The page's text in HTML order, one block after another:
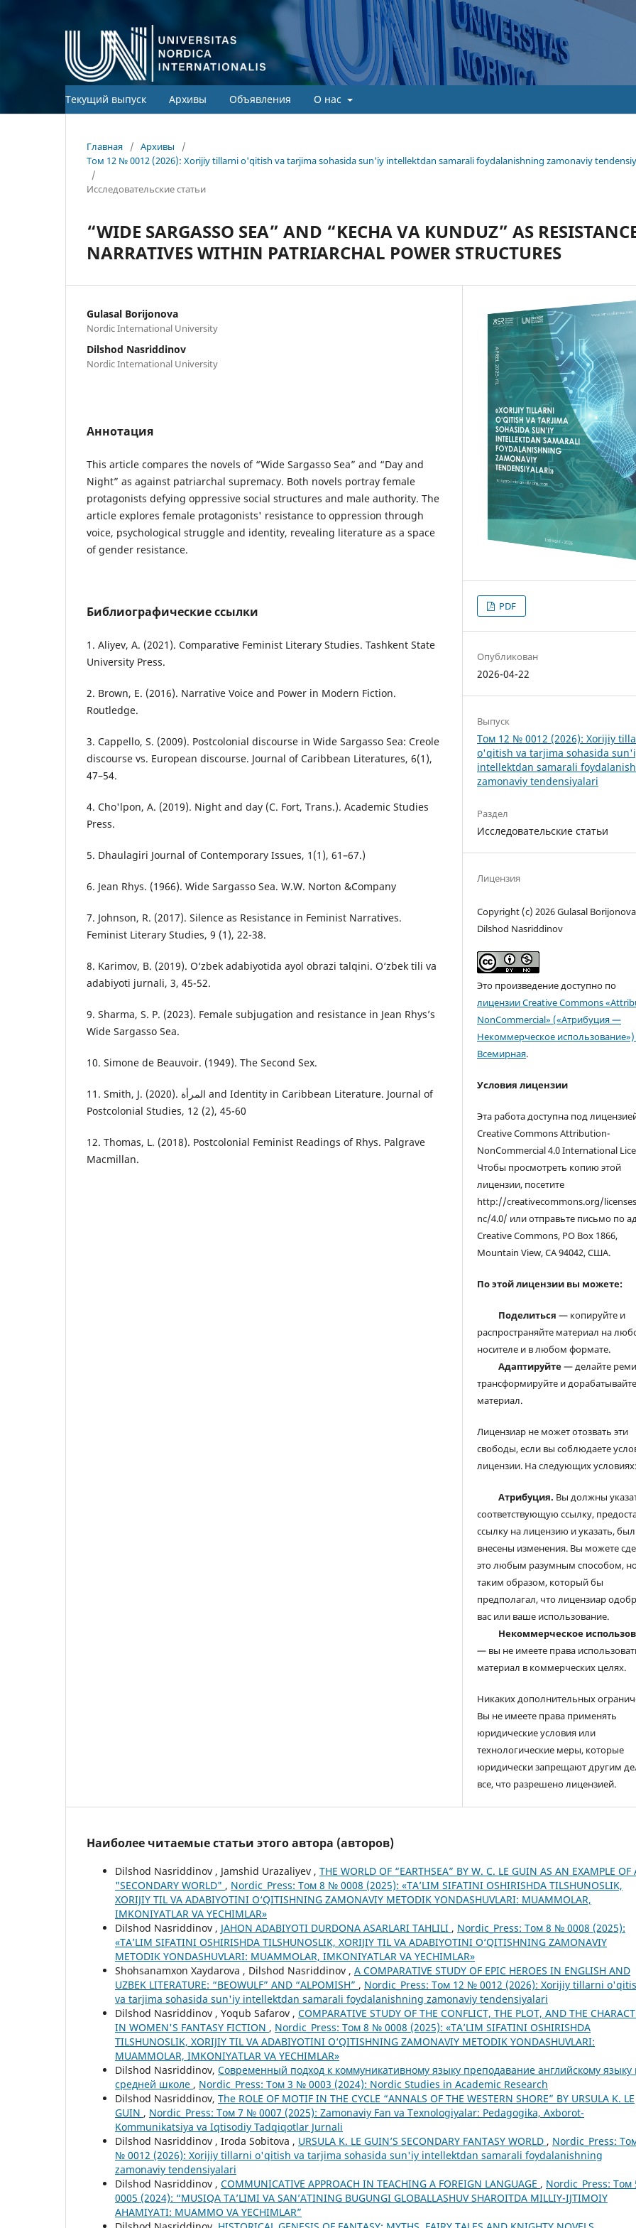
Текущий выпуск Архивы Объявления О нас
Главная / Архивы
/
Том 12 № 0012 (2026): Xorijiy tillarni o'qitish va tarjima sohasida sun'iy intellektdan samarali foydalanishning zamonaviy
/
Исследовательские статьи
“WIDE SARGASSO SEA” AND “KECHA VA KUNDUZ” AS
NARRATIVES WITHIN PATRIARCHAL POWER STRUCTURES
Gulasal Borijonova
Nordic International University
Dilshod Nasriddinov
Nordic International University
Аннотация
This article compares the novels of “Wide Sargasso Sea” and “Day and
Night” as against patriarchal supremacy. Both novels portray female
protagonists defying oppressive social structures and male authority. The
article explores female protagonists' resistance to oppression through
voice, psychological struggle and identity, revealing literature as a space
of gender resistance.
Библиографические ссылки
1. Aliyev, A. (2021). Comparative Feminist Literary Studies. Tashkent State
University Press.
2. Brown, E. (2016). Narrative Voice and Power in Modern Fiction.
Routledge.
3. Cappello, S. (2009). Postcolonial discourse in Wide Sargasso Sea: Creole
discourse vs. European discourse. Journal of Caribbean Literatures, 6(1),
47–54.
4. Cho'lpon, A. (2019). Night and day (C. Fort, Trans.). Academic Studies
Press.
5. Dhaulagiri Journal of Contemporary Issues, 1(1), 61–67.)
6. Jean Rhys. (1966). Wide Sargasso Sea. W.W. Norton &Company
7. Johnson, R. (2017). Silence as Resistance in Feminist Narratives.
Feminist Literary Studies, 9 (1), 22-38.
8. Karimov, B. (2019). O‘zbek adabiyotida ayol obrazi talqini. O‘zbek tili va
adabiyoti jurnali, 3, 45-52.
9. Sharma, S. P. (2023). Female subjugation and resistance in Jean Rhys’s
Wide Sargasso Sea.
10. Simone de Beauvoir. (1949). The Second Sex.
11. Smith, J. (2020). المرأة and Identity in Caribbean Literature. Journal of
Postcolonial Studies, 12 (2), 45-60
12. Thomas, L. (2018). Postcolonial Feminist Readings of Rhys. Palgrave
Macmillan.
PDF
Опубликован
2026-04-22
Выпуск
Том 12 № 0012 (2026): Xorijiy
o'qitish va tarjima sohasida
intellektdan samarali
zamonaviy tendensiyalari
Раздел
Исследовательские статьи
Лицензия
Copyright (c) 2026 Gulasal
Dilshod Nasriddinov
Это произведение доступно по
лицензии Creative Commons
NonCommercial» («Атрибуция —
Некоммерческое использование»)
Всемирная.
Условия лицензии
Эта работа доступна под
Creative Commons Attribution-
NonCommercial 4.0 International
Чтобы просмотреть копию этой
лицензии, посетите
http://creativecommons.org/
nc/4.0/ или отправьте письмо по
Creative Commons, PO Box 1866,
Mountain View, CA 94042, США.
По этой лицензии вы можете:
Поделиться — копируйте и
распространяйте материал на
носителе и в любом формате.
Адаптируйте— делайте
трансформируйте и дорабатывайте
материал.
Лицензиар не может отозвать эти
свободы, если вы соблюдаете
лицензии. На следующих условиях:
Атрибуция. Вы должны
соответствующую ссылку,
ссылку на лицензию и указать,
внесены изменения. Вы можете
это любым разумным способом,
таким образом, который бы
предполагал, что лицензиар
вас или ваше использование.
Некоммерческое
— вы не имеете права
материал в коммерческих целях.
Никаких дополнительных
Вы не имеете права применять
юридические условия или
технологические меры, которые
юридически запрещают другим
все, что разрешено лицензией.
Наиболее читаемые статьи этого автора (авторов)
Dilshod Nasriddinov , Jamshid Urazaliyev , THE WORLD OF “EARTHSEA” BY W. C. LE GUIN AS AN EXAMPLE OF
"SECONDARY WORLD" , Nordic_Press: Том 8 № 0008 (2025): «TA’LIM SIFATINI OSHIRISHDA TILSHUNOSLIK,
XORIJIY TIL VA ADABIYOTINI O‘QITISHNING ZAMONAVIY METODIK YONDASHUVLARI: MUAMMOLAR,
IMKONIYATLAR VA YECHIMLAR»
Dilshod Nasriddinov , JAHON ADABIYOTI DURDONA ASARLARI TAHLILI , Nordic_Press: Том 8 № 0008 (2025):
«TA’LIM SIFATINI OSHIRISHDA TILSHUNOSLIK, XORIJIY TIL VA ADABIYOTINI O‘QITISHNING ZAMONAVIY
METODIK YONDASHUVLARI: MUAMMOLAR, IMKONIYATLAR VA YECHIMLAR»
Shohsanamxon Xaydarova , Dilshod Nasriddinov , A COMPARATIVE STUDY OF EPIC HEROES IN ENGLISH AND
UZBEK LITERATURE: “BEOWULF” AND “ALPOMISH” , Nordic_Press: Том 12 № 0012 (2026): Xorijiy tillarni
va tarjima sohasida sun'iy intellektdan samarali foydalanishning zamonaviy tendensiyalari
Dilshod Nasriddinov , Yoqub Safarov , COMPARATIVE STUDY OF THE CONFLICT, THE PLOT, AND THE
IN WOMEN'S FANTASY FICTION , Nordic_Press: Том 8 № 0008 (2025): «TA’LIM SIFATINI OSHIRISHDA
TILSHUNOSLIK, XORIJIY TIL VA ADABIYOTINI O‘QITISHNING ZAMONAVIY METODIK YONDASHUVLARI:
MUAMMOLAR, IMKONIYATLAR VA YECHIMLAR»
Dilshod Nasriddinov, Современный подход к коммуникативному языку преподавание английскому языку
средней школе , Nordic_Press: Том 3 № 0003 (2024): Nordic Studies in Academic Research
Dilshod Nasriddinov, The ROLE OF MOTIF IN THE CYCLE “ANNALS OF THE WESTERN SHORE” BY URSULA K. LE
GUIN , Nordic_Press: Том 7 № 0007 (2025): Zamonaviy Fan va Texnologiyalar: Pedagogika, Axborot-
Kommunikatsiya va Iqtisodiy Tadqiqotlar Jurnali
Dilshod Nasriddinov , Iroda Sobitova , URSULA K. LE GUIN’S SECONDARY FANTASY WORLD , Nordic_Press:
№ 0012 (2026): Xorijiy tillarni o'qitish va tarjima sohasida sun'iy intellektdan samarali foydalanishning
zamonaviy tendensiyalari
Dilshod Nasriddinov , COMMUNICATIVE APPROACH IN TEACHING A FOREIGN LANGUAGE , Nordic_Press:
0005 (2024): “MUSIQA TA’LIMI VA SAN’ATINING BUGUNGI GLOBALLASHUV SHAROITDA MILLIY-IJTIMOIY
AHAMIYATI: MUAMMO VA YECHIMLAR”